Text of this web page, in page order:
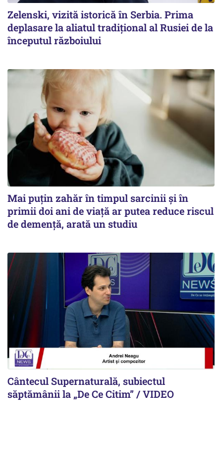
Zelenski, vizită istorică în Serbia. Prima
deplasare la aliatul tradițional al Rusiei de la
începutul războiului
Mai puțin zahăr în timpul sarcinii și în
primii doi ani de viață ar putea reduce riscul
de demență, arată un studiu
Cântecul Supernaturală, subiectul
săptămânii la „De Ce Citim” / VIDEO